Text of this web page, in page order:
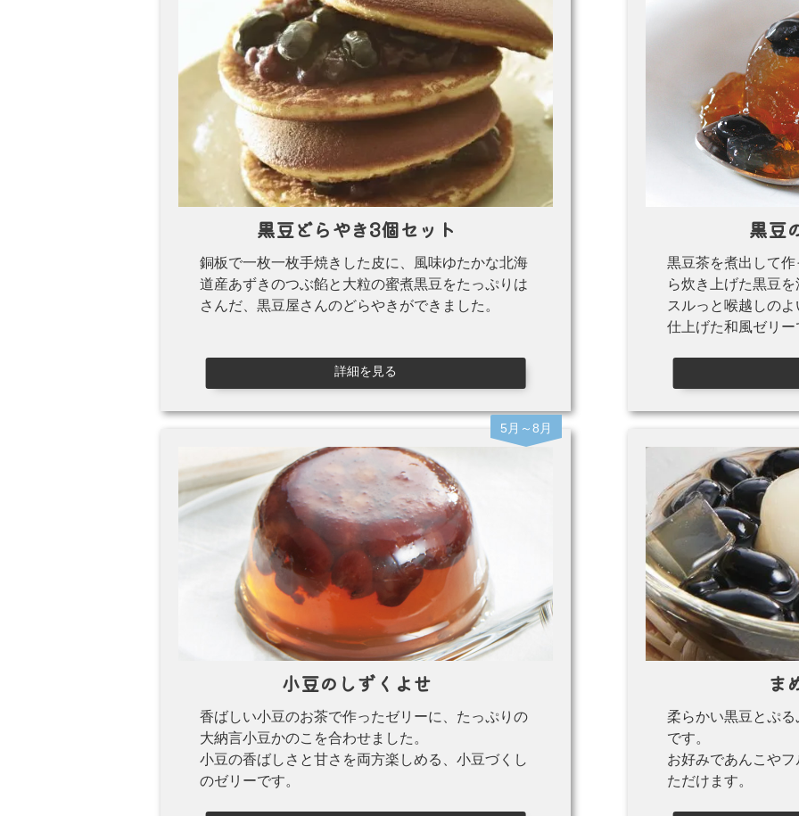
黒豆どらやき3個セット
銅板で一枚一枚手焼きした皮に、風味ゆたかな北海
道産あずきのつぶ餡と大粒の蜜煮黒豆をたっぷりは
さんだ、黒豆屋さんのどらやきができました。
詳細を見る
黒豆
黒豆茶を煮出して
ら炊き上げた黒豆
スルっと喉越しの
仕上げた和風ゼリー
5月～8月
小豆のしずくよせ
香ばしい小豆のお茶で作ったゼリーに、たっぷりの
大納言小豆かのこを合わせました。
小豆の香ばしさと甘さを両方楽しめる、小豆づくし
のゼリーです。
ま
柔らかい黒豆とぷ
です。
お好みであんこや
ただけます。